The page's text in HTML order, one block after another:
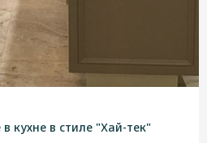
кухне в стиле "Хай-тек"